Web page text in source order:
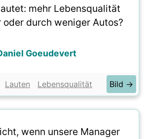
mehr Lebensqualität
oder durch weniger Autos?
Goeudevert
Lauten Lebensqualität Bild →
wenn unsere Manager